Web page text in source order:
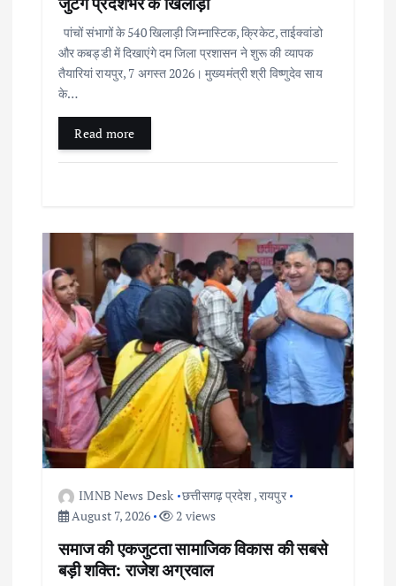
पांचों संभागों के 540 खिलाड़ी जिम्नास्टिक, क्रिकेट, ताईक्वांडो
और कबड्डी में दिखाएंगे दम जिला प्रशासन ने शुरू की व्यापक
तैयारियां रायपुर, 7 अगस्त 2026। मुख्यमंत्री श्री विष्णुदेव साय
के…
Read more
IMNB News Desk छत्तीसगढ़ प्रदेश ,रायपुर
August 7, 2026
2 views
समाज की एकजुटता सामाजिक विकास की सबसे
बड़ी शक्ति: राजेश अग्रवाल